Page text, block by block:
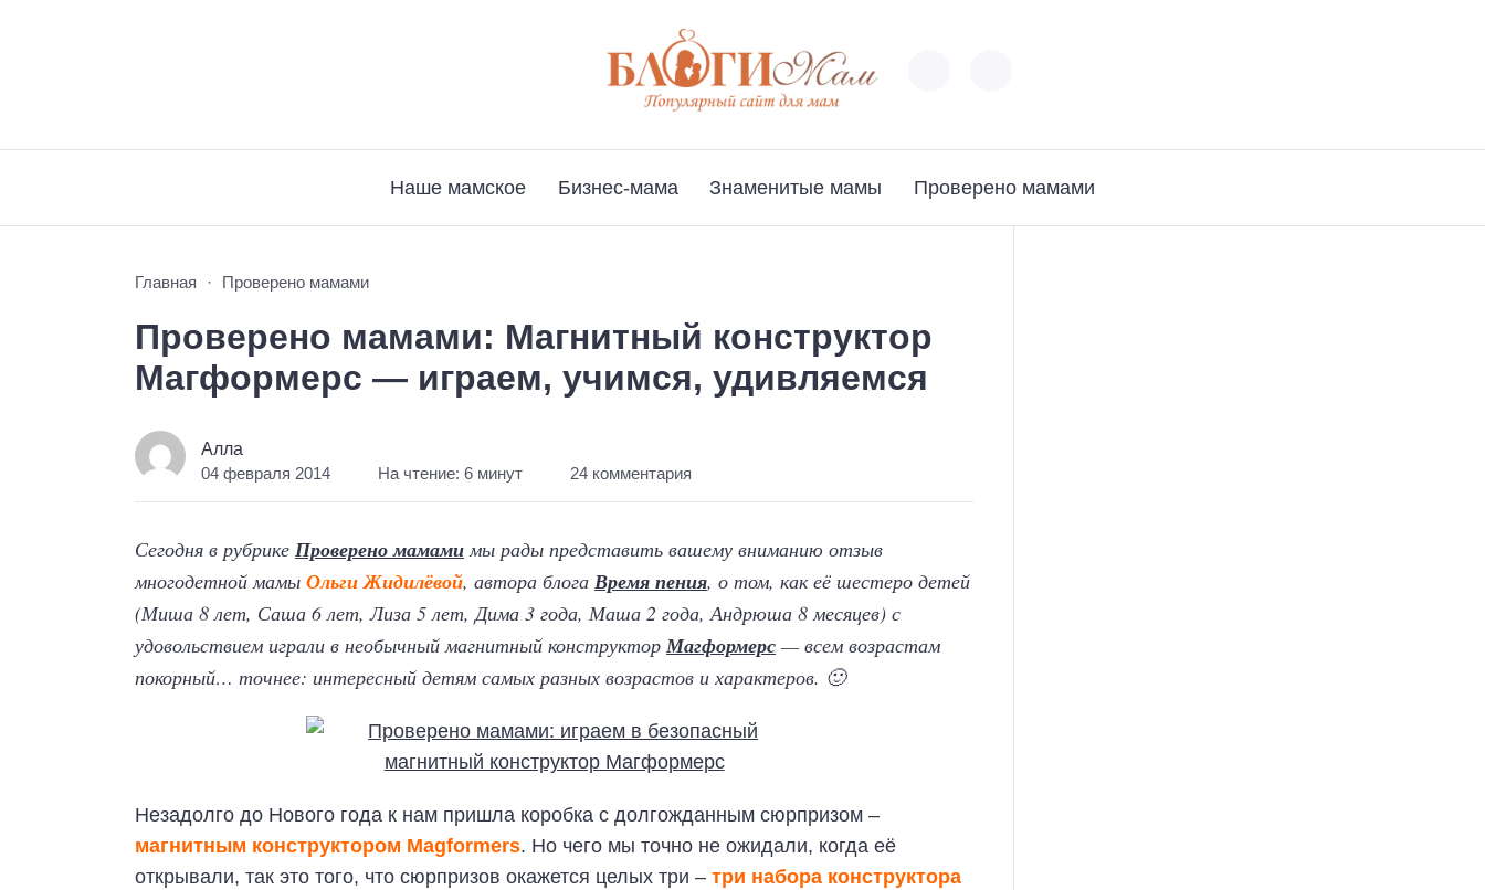
Наше мамское Бизнес-мама Знаменитые мамы Проверено мамами
Главная Проверено мамами
Проверено мамами: Магнитный конструктор
Магформерс — играем, учимся, удивляемся
Алла
04 февраля 2014 На чтение: 6 минут 24 комментария
Сегодня в рубрике Проверено мамамимы рады представить вашему вниманию отзыв
многодетной мамы Ольги Жидилёвой, автора блога Время пения, о том, как её шестеро детей
(Миша 8 лет, Саша 6 лет, Лиза 5 лет, Дима 3 года, Маша 2 года, Андрюша 8 месяцев) с
удовольствием играли в необычный магнитный конструкторМагформерс — всем возрастам
покорный… точнее: интересный детям самых разных возрастов и характеров. 🙂
Незадолго до Нового года к нам пришла коробка с долгожданным сюрпризом –
магнитным конструктором Magformers. Но чего мы точно не ожидали, когда её
открывали, так это того, что сюрпризов окажется целых три – три набора конструктора